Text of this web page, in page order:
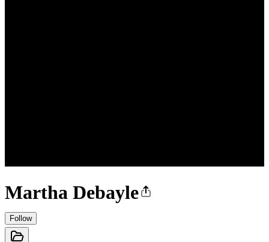
Martha Debayle
Follow